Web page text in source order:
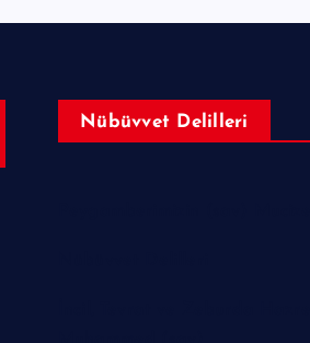
Nübüvvet Delilleri